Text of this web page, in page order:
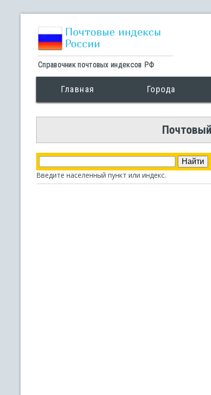
Почтовые индексы
России
Справочник почтовых индексов РФ
Главная Города
Введите населенный пункт или индекс.